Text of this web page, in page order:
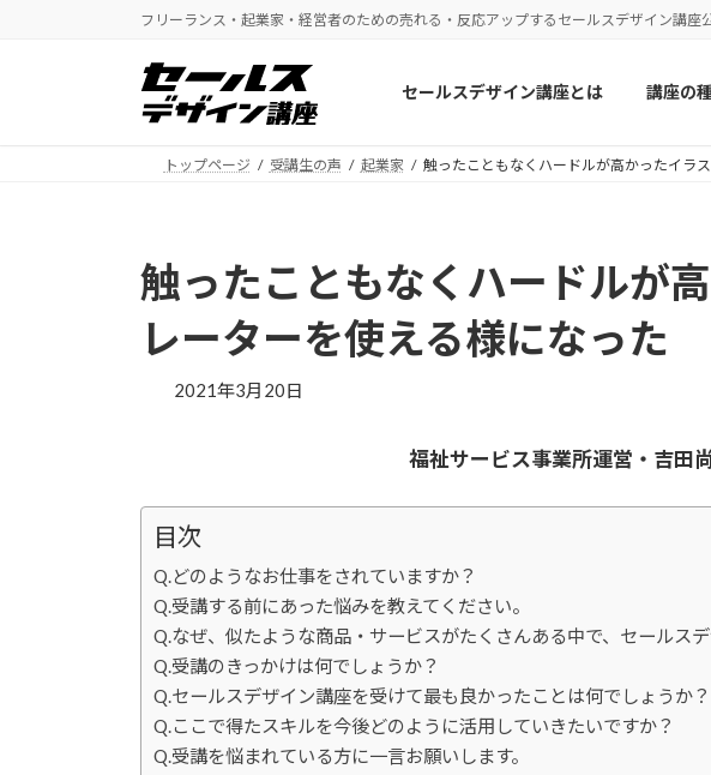
フリーランス・起業家・経営者のための売れる・反応アップするセールスデザイン講座
セールスデザイン講座とは 講座の
トップページ 受講生の声 起業家 触ったこともなくハードルが高かったイラ
触ったこともなくハードルが
レーターを使える様になった
2021年3月20日
福祉サービス事業所運営・吉田
目次
Q.どのようなお仕事をされていますか？
Q.受講する前にあった悩みを教えてください。
Q.なぜ、似たような商品・サービスがたくさんある中で、セールス
Q.受講のきっかけは何でしょうか？
Q.セールスデザイン講座を受けて最も良かったことは何でしょうか？
Q.ここで得たスキルを今後どのように活用していきたいですか？
Q.受講を悩まれている方に一言お願いします。